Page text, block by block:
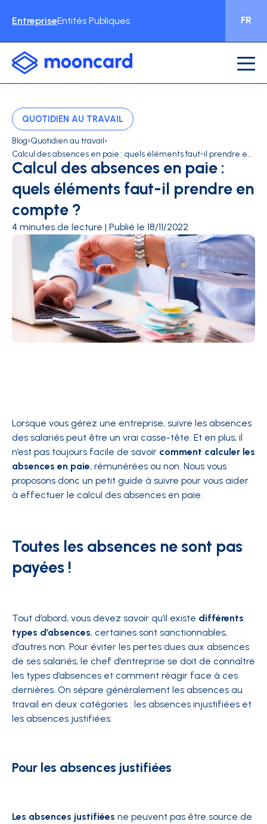
EntrepriseEntités Publiques FR
QUOTIDIEN AU TRAVAIL
Blog›Quotidien au travail›
Calcul des absences en paie : quels éléments faut-il prendre en compte ? - Mooncard
Calcul des absences en paie :
quels éléments faut-il prendre en
compte ?
4 minutes de lecture | Publié le 18/11/2022
Lorsque vous gérez une entreprise, suivre les absences
des salariés peut être un vrai casse-tête. Et en plus, il
n’est pas toujours facile de savoir comment calculer les
absences en paie, rémunérées ou non. Nous vous
proposons donc un petit guide à suivre pour vous aider
à effectuer le calcul des absences en paie.
Toutes les absences ne sont pas
payées !
Tout d’abord, vous devez savoir qu’il existe différents
types d’absences, certaines sont sanctionnables,
d’autres non. Pour éviter les pertes dues aux absences
de ses salariés, le chef d’entreprise se doit de connaître
les types d’absences et comment réagir face à ces
dernières. On sépare généralement les absences au
travail en deux catégories : les absences injustifiées et
les absences justifiées.
Pour les absences justifiées
Les absences justifiées ne peuvent pas être source de